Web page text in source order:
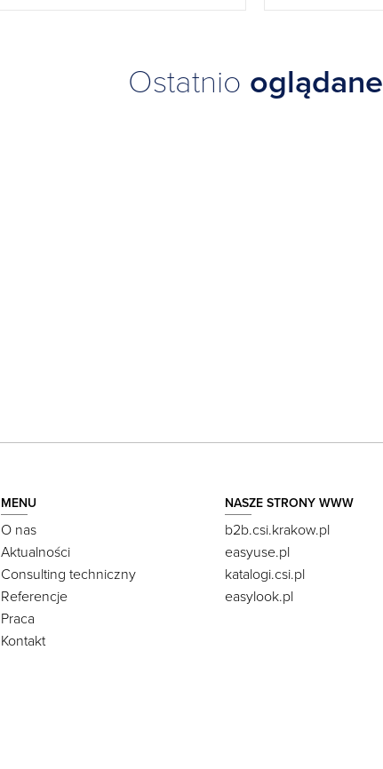
Ostatnio oglądane
MENU
O nas
Aktualności
Consulting techniczny
Referencje
Praca
Kontakt
NASZE STRONY WWW
b2b.csi.krakow.pl
easyuse.pl
katalogi.csi.pl
easylook.pl